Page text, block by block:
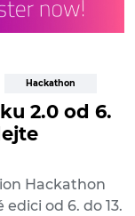
Hackathon
2.0 od 6.
Hackathon
od 6. do 13.